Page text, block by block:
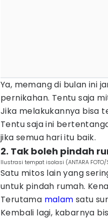
Ya, memang di bulan ini
pernikahan. Tentu saja
Jika melakukannya bisa
Tentu saja ini
jika semua hari itu baik.
2. Tak boleh pindah
Ilustrasi tempat isolasi (ANTARA FOTO/
Satu mitos lain yang
untuk pindah rumah.
Terutama malam satu
Kembali lagi, kabarnya